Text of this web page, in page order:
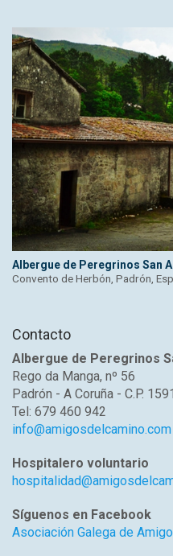
Albergue de Peregrinos San
Convento de Herbón, Padrón,
Contacto
Albergue de Peregrinos
Rego da Manga, nº 56
Padrón - A Coruña - C.P.
Tel: 679 460 942
info@amigosdelcamino.com
Hospitalero voluntario
Síguenos en Facebook
Asociación Galega de